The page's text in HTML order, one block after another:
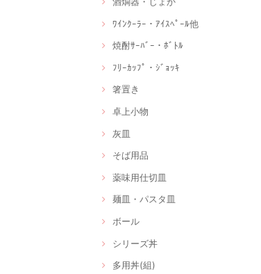
ﾜｲﾝｸｰﾗｰ・ｱｲｽﾍﾟｰﾙ他
焼酎ｻｰﾊﾞｰ・ﾎﾞﾄﾙ
ﾌﾘｰｶｯﾌﾟ・ｼﾞｮｯｷ
箸置き
卓上小物
灰皿
そば用品
薬味用仕切皿
麺皿・パスタ皿
ボール
シリーズ丼
多用丼(組)